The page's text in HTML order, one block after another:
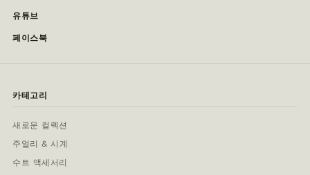
유튜브
페이스북
카테고리
새로운 컬렉션
주얼리 & 시계
수트 액세서리